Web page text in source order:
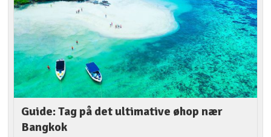
Guide: Tag på det ultimative øhop nær
Bangkok